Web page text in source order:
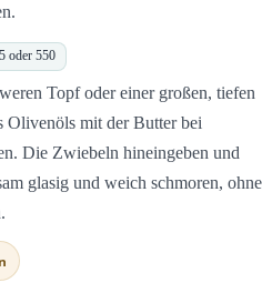
oder 550
Topf oder einer großen, tiefen
Olivenöls mit der Butter bei
Die Zwiebeln hineingeben und
glasig und weich schmoren, ohne